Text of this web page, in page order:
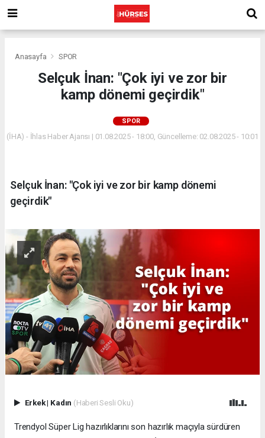
Anasayfa SPOR
Selçuk İnan: "Çok iyi ve zor bir
kamp dönemi geçirdik"
SPOR
(İHA) - İhlas Haber Ajansı | 01.08.2025 - 18:00, Güncelleme: 02.08.2025 - 10:01
Selçuk İnan: "Çok iyi ve zor bir kamp dönemi
geçirdik"
Erkek| Kadın (Haberi Sesli Oku)
Trendyol Süper Lig hazırlıklarını son hazırlık maçıyla sürdüren